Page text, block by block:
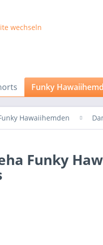
Funky
Hawaiihemden
Funky